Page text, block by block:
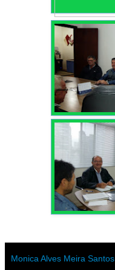
Monica Alves Meira Santos